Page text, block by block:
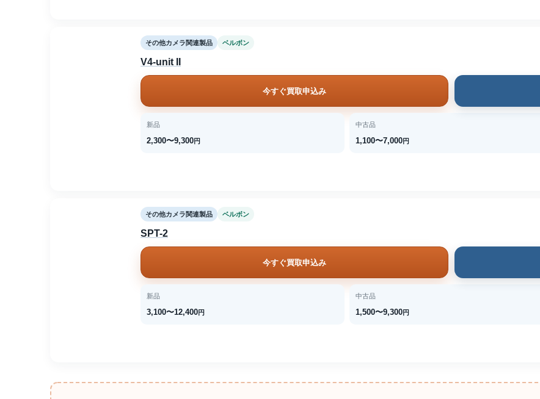
その他カメラ関連製品 ベルボン
V4-unit II
今すぐ買取申込み
新品
2,300〜9,300円
中古品
1,100〜7,000円
その他カメラ関連製品 ベルボン
SPT-2
今すぐ買取申込み
新品
3,100〜12,400円
中古品
1,500〜9,300円